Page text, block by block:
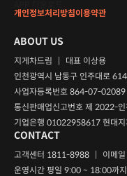
개인정보처리방침이용약관
ABOUT US
지게차드림 |
대표 이상용
인천광역시 남동구 인주대로
사업자등록번호 864-07-02089
통신판매업신고번호 제 2022-
기업은행 01022958617 현대지
CONTACT
고객센터 1811-8988 | 이메일
운영시간 평일 9:00 ~ 18:00까지